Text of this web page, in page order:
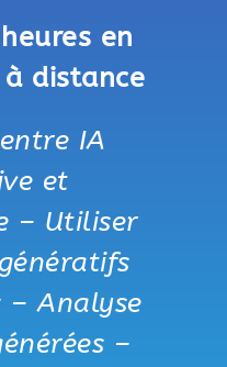
en
distance
IA
et
– Utiliser
– Analyse
–